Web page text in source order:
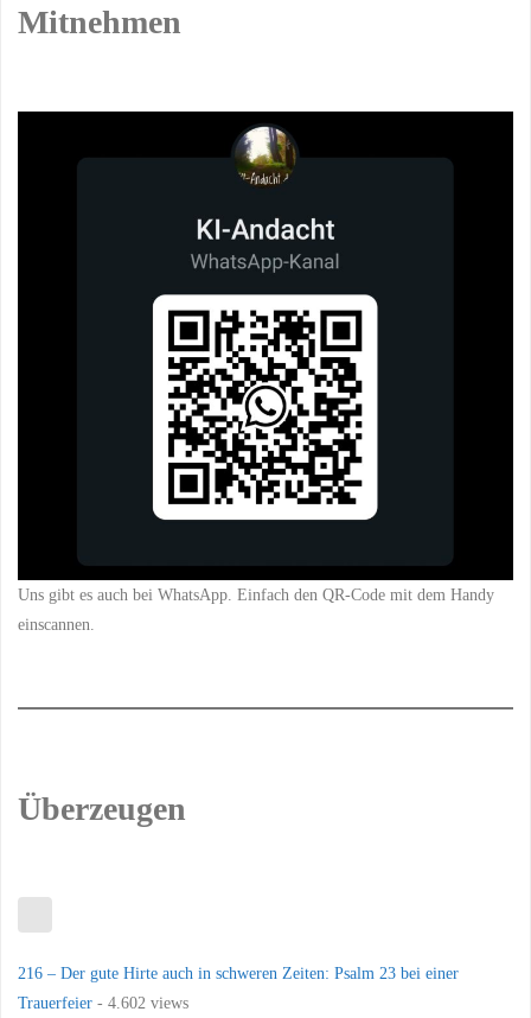
Mitnehmen
Uns gibt es auch bei WhatsApp. Einfach den QR-Code mit dem Handy
einscannen.
Überzeugen
216 – Der gute Hirte auch in schweren Zeiten: Psalm 23 bei einer
Trauerfeier - 4.602 views